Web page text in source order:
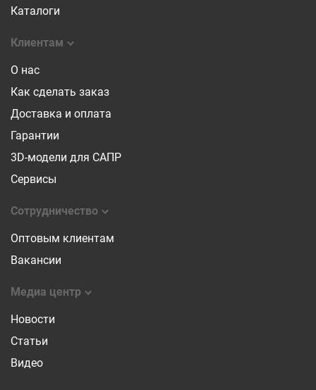
Каталоги
Клиентам
О нас
Как сделать заказ
Доставка и оплата
Гарантии
3D-модели для САПР
Сервисы
Сотрудничество
Оптовым клиентам
Вакансии
Медиа центр
Новости
Статьи
Видео